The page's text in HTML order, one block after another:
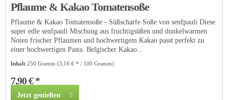
Pflaume & Kakao Tomatensoße
Pflaume & Kakao Tomatensoße - Süßscharfe Soße von senfpauli Diese
super edle senfpauli Mischung aus fruchtigsüßen und dunkelwarmen
Noten frischer Pflaumen und hochwertigem Kakao passt perfekt zu
einer hochwertigen Pasta. Belgischer Kakao...
Inhalt250 Gramm(3,16 € * / 100 Gramm)
7,90 € *
Jetzt genießen